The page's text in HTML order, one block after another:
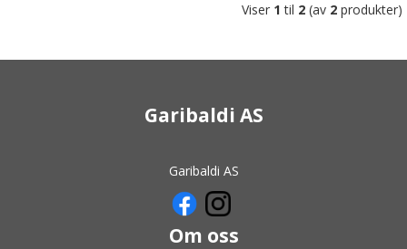
Viser 1 til 2 (av 2 produkter)
Garibaldi AS
Garibaldi AS
Om oss